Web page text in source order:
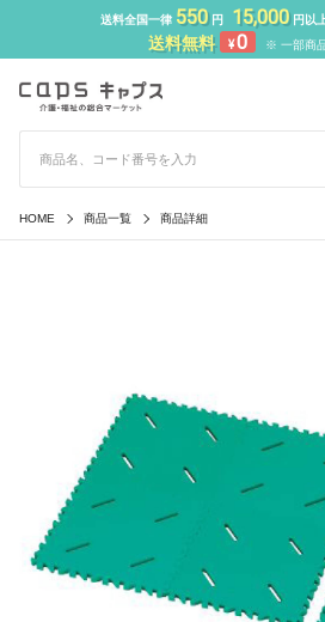
送料全国一律 550円 15,000円以
送料無料 ¥0 ※ 一部商
HOME 商品一覧 商品詳細